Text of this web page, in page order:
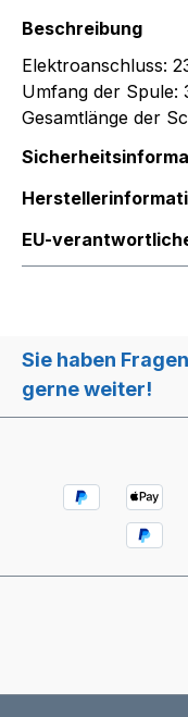
Beschreibung
Elektroanschluss:
Umfang der Spule:
Gesamtlänge der
EU-
Sie haben
gerne weiter!